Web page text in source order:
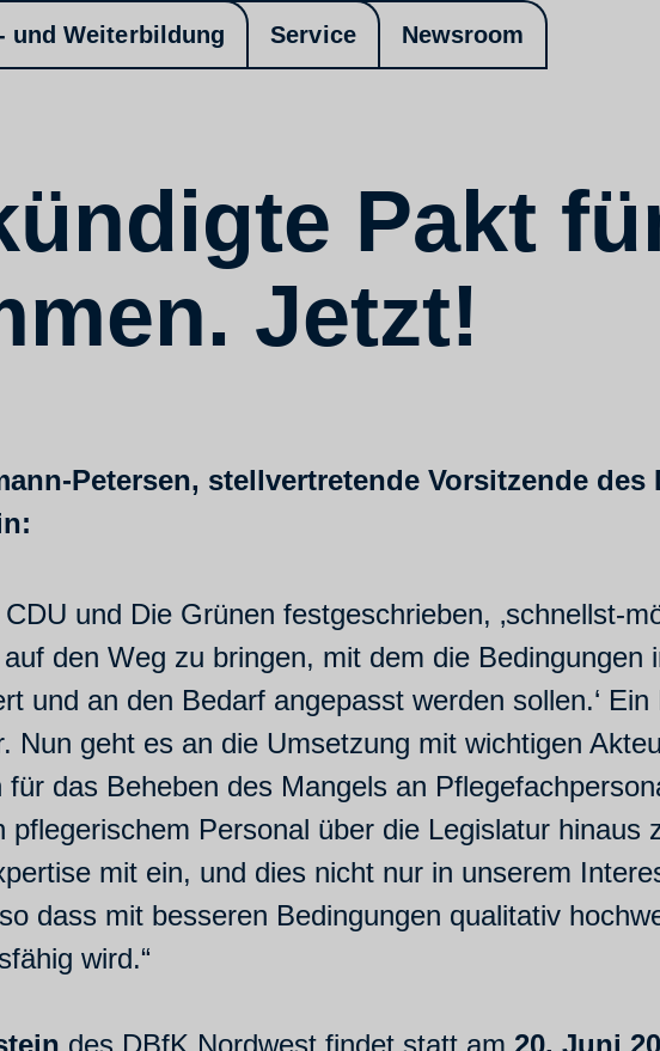
und Weiterbildung Service Newsroom
Pakt
Jetzt!
Petersen, stellvertretende Vorsitzende
und Die Grünen festgeschrieben, ‚schnellst-
den Weg zu bringen, mit dem die Bedingungen
und an den Bedarf angepasst werden sollen.‘
Nun geht es an die Umsetzung mit wichtigen
das Beheben des Mangels an
Personal über die Legislatur hinaus
mit ein, und dies nicht nur in unserem
dass mit besseren Bedingungen qualitativ
wird.“
des DBfK Nordwest findet statt am 20. Juni